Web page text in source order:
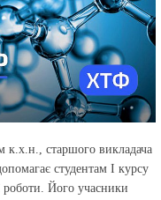
к.х.н., старшого викладача
студентам І курсу
роботи. Його учасники